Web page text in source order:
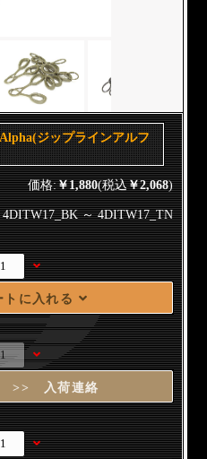
ジップラインアルフ
価格:￥1,880(税込￥2,068)
～ 4DITW17_TN
トに入れる
>> 入荷連絡